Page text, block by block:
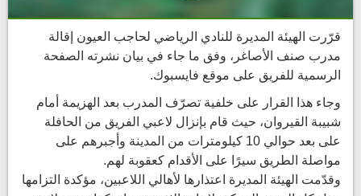
قرّرت الهيئة المديرة للنادي الرياضي لحاجب العيون إقالة
مدرب صنف الأصاغر، وفق ما جاء في بيان نشرته الصفحة
الرسمية للفريق على موقع فايسبوك.
وجاء هذا القرار على خلفية تصرّف المدرب بعد الهزيمة أمام
شبيبة القيروان، حيث قام بإنزال لاعبي الفريق من الحافلة
على بعد حوالي 10 كيلومترات من المدينة وأجبرهم على
مواصلة الطريق سيرًا على الأقدام كعقوبة لهم.
وقدّمت الهيئة المديرة اعتذارها لأهالي اللاعبين، مؤكدة التزامها